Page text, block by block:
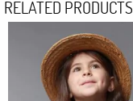
RELATED PRODUCTS